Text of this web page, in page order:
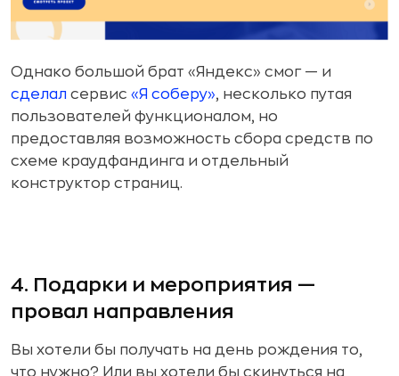
Однако большой брат «Яндекс» смог — и
сделал сервис «Я соберу», несколько путая
пользователей функционалом, но
предоставляя возможность сбора средств по
схеме краудфандинга и отдельный
конструктор страниц.
4. Подарки и мероприятия —
провал направления
Вы хотели бы получать на день рождения то,
что нужно? Или вы хотели бы скинуться на